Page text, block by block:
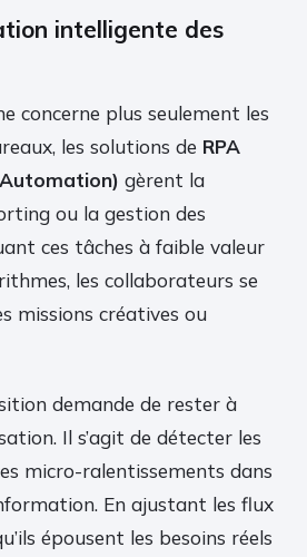
intelligente des
concerne plus seulement les
les solutions de RPA
gèrent la
ou la gestion des
ces tâches à faible valeur
les collaborateurs se
missions créatives ou
demande de rester à
Il s’agit de détecter les
micro-ralentissements dans
En ajustant les flux
épousent les besoins réels